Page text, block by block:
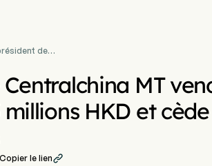
de
millions HKD et cède
MT
millions HKD et
Copier le lien